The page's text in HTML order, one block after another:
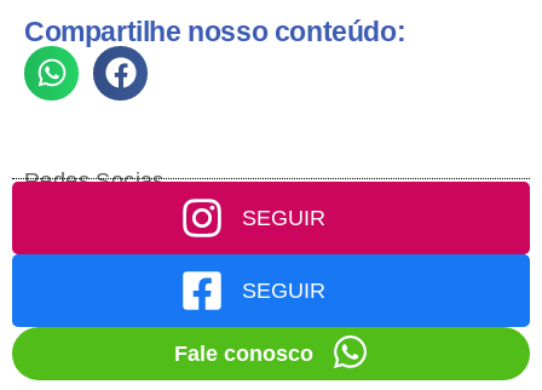
Compartilhe nosso conteúdo:
Redes Socias
SEGUIR
SEGUIR
Fale conosco